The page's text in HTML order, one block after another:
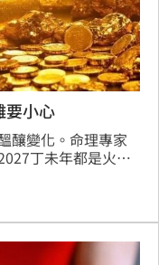
要小心
釀變化。命理專家
丁未年都是火元
每年都有無常發